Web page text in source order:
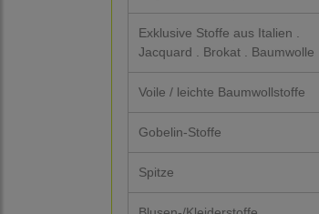
Exklusive Stoffe aus Italien .
Jacquard . Brokat . Baumwolle
Voile / leichte Baumwollstoffe
Gobelin-Stoffe
Spitze